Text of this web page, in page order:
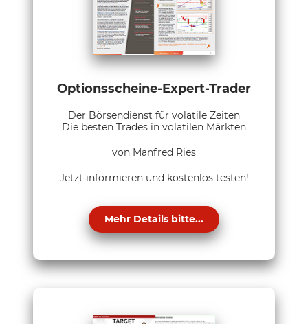
Optionsscheine-Expert-Trader
Der Börsendienst für volatile Zeiten
Die besten Trades in volatilen Märkten
von Manfred Ries
Jetzt informieren und kostenlos testen!
Mehr Details bitte...